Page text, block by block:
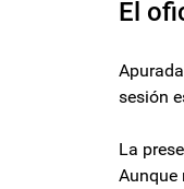
El
sesión
La
Aunque